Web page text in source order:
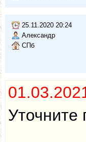
25.11.2020 20:24
Александр
СПб
Уточните